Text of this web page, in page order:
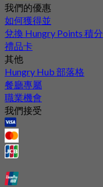
我們的優惠
如何獲得並
兌換 Hungry Points 積分
禮品卡
其他
Hungry Hub 部落格
餐廳專屬
職業機會
我們接受